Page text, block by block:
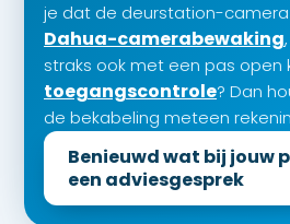
je dat de deurstation-
Dahua-camerabewaking
straks ook met een pas open
toegangscontrole? Dan
de bekabeling meteen
Benieuwd wat bij jouw
een adviesgesprek